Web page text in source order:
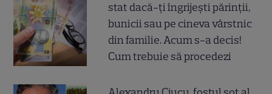
stat dacă-ți îngrijești părinții,
bunicii sau pe cineva vârstnic
din familie. Acum s-a decis!
Cum trebuie să procedezi